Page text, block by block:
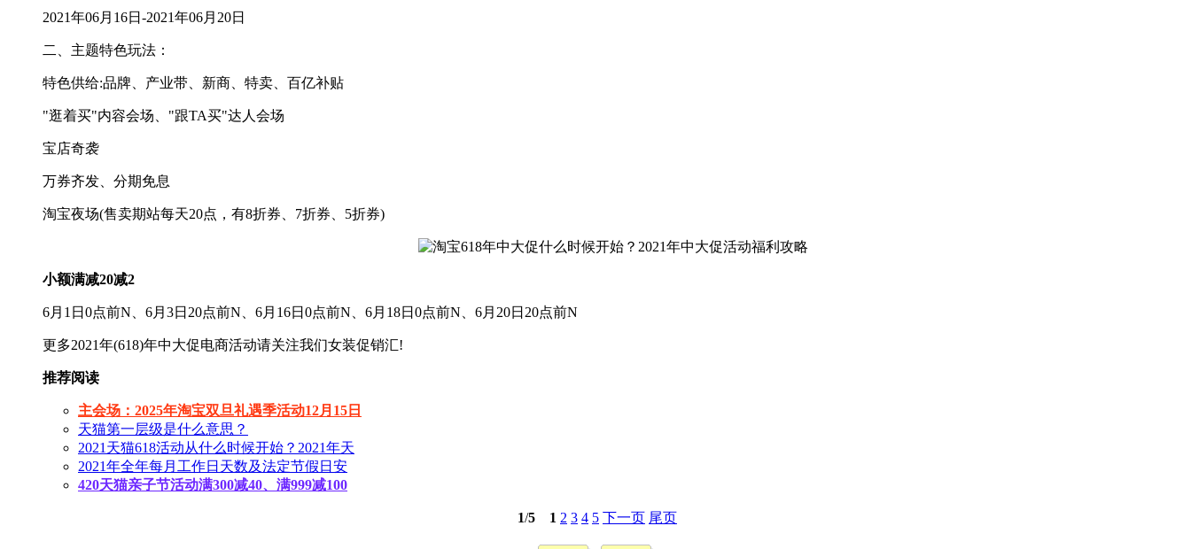
2021年06月16日-2021年06月20日
二、主题特色玩法：
特色供给:品牌、产业带、新商、特卖、百亿补贴
"逛着买"内容会场、"跟TA买"达人会场
宝店奇袭
万券齐发、分期免息
淘宝夜场(售卖期站每天20点，有8折券、7折券、5折券)
小额满减20减2
6月1日0点前N、6月3日20点前N、6月16日0点前N、6月18日0点前N、6月20日20点前N
更多2021年(618)年中大促电商活动请关注我们女装促销汇!
推荐阅读
主会场：2025年淘宝双旦礼遇季活动12月15日
天猫第一层级是什么意思？
2021天猫618活动从什么时候开始？2021年天
2021年全年每月工作日天数及法定节假日安
420天猫亲子节活动满300减40、满999减100
1/5 1 2 3 4 5 下一页 尾页